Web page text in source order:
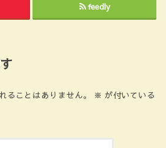
feedly
ることはありません。 ※ が付いている